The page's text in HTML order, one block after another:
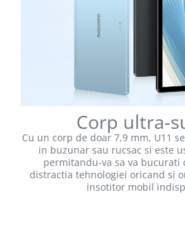
Corp ultra-
Cu un corp de doar 7,9 mm, U11
in buzunar sau rucsac si este
permitandu-va sa va bucurati
distractia tehnologiei oricand si
insotitor mobil